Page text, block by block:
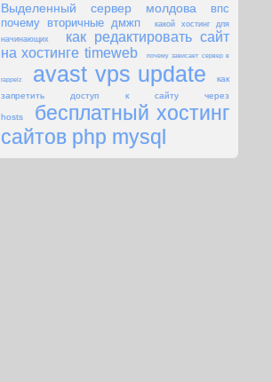
Выделенный сервер молдова
впс
почему вторичные дмжп
какой хостинг для
начинающих
как редактировать сайт
на хостинге timeweb
почему зависает сервер в
rappelz avast vps update
как
запретить доступ к сайту через
hosts
бесплатный хостинг
сайтов php mysql